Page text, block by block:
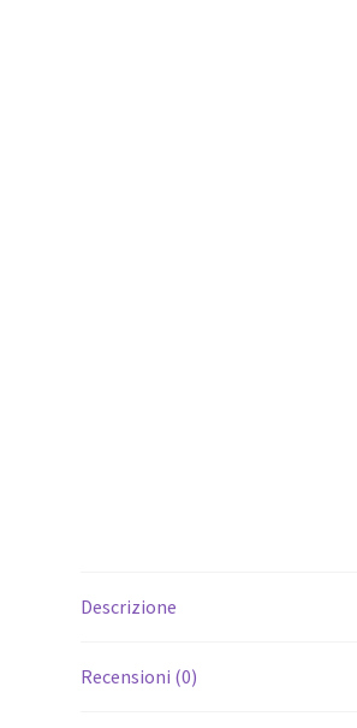
Descrizione
Recensioni (0)